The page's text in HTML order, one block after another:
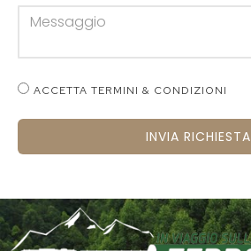
ACCETTA TERMINI & CONDIZIONI
INVIA RICHIESTA